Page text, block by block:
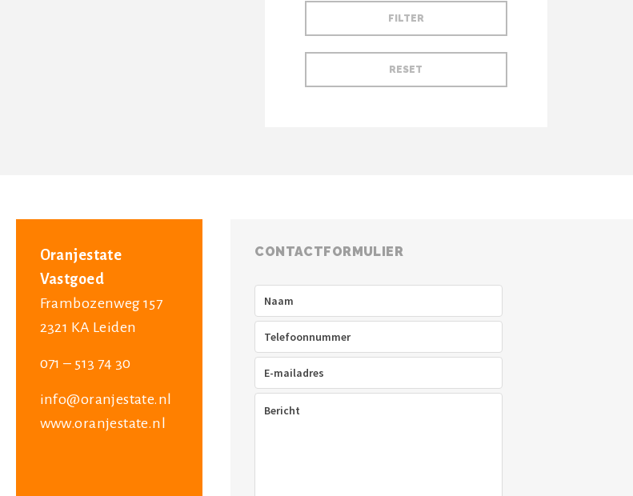
Oranjestate
Vastgoed
Frambozenweg 157
2321 KA Leiden
071 – 513 74 30
info@oranjestate.nl
www.oranjestate.nl
CONTACTFORMULIER
Telefoon
mailadres(Vereist)